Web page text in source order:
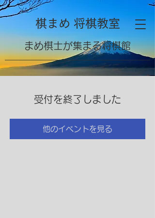
棋まめ 将棋教室
​まめ棋士が集まる将棋館
受付を終了しました
他のイベントを見る